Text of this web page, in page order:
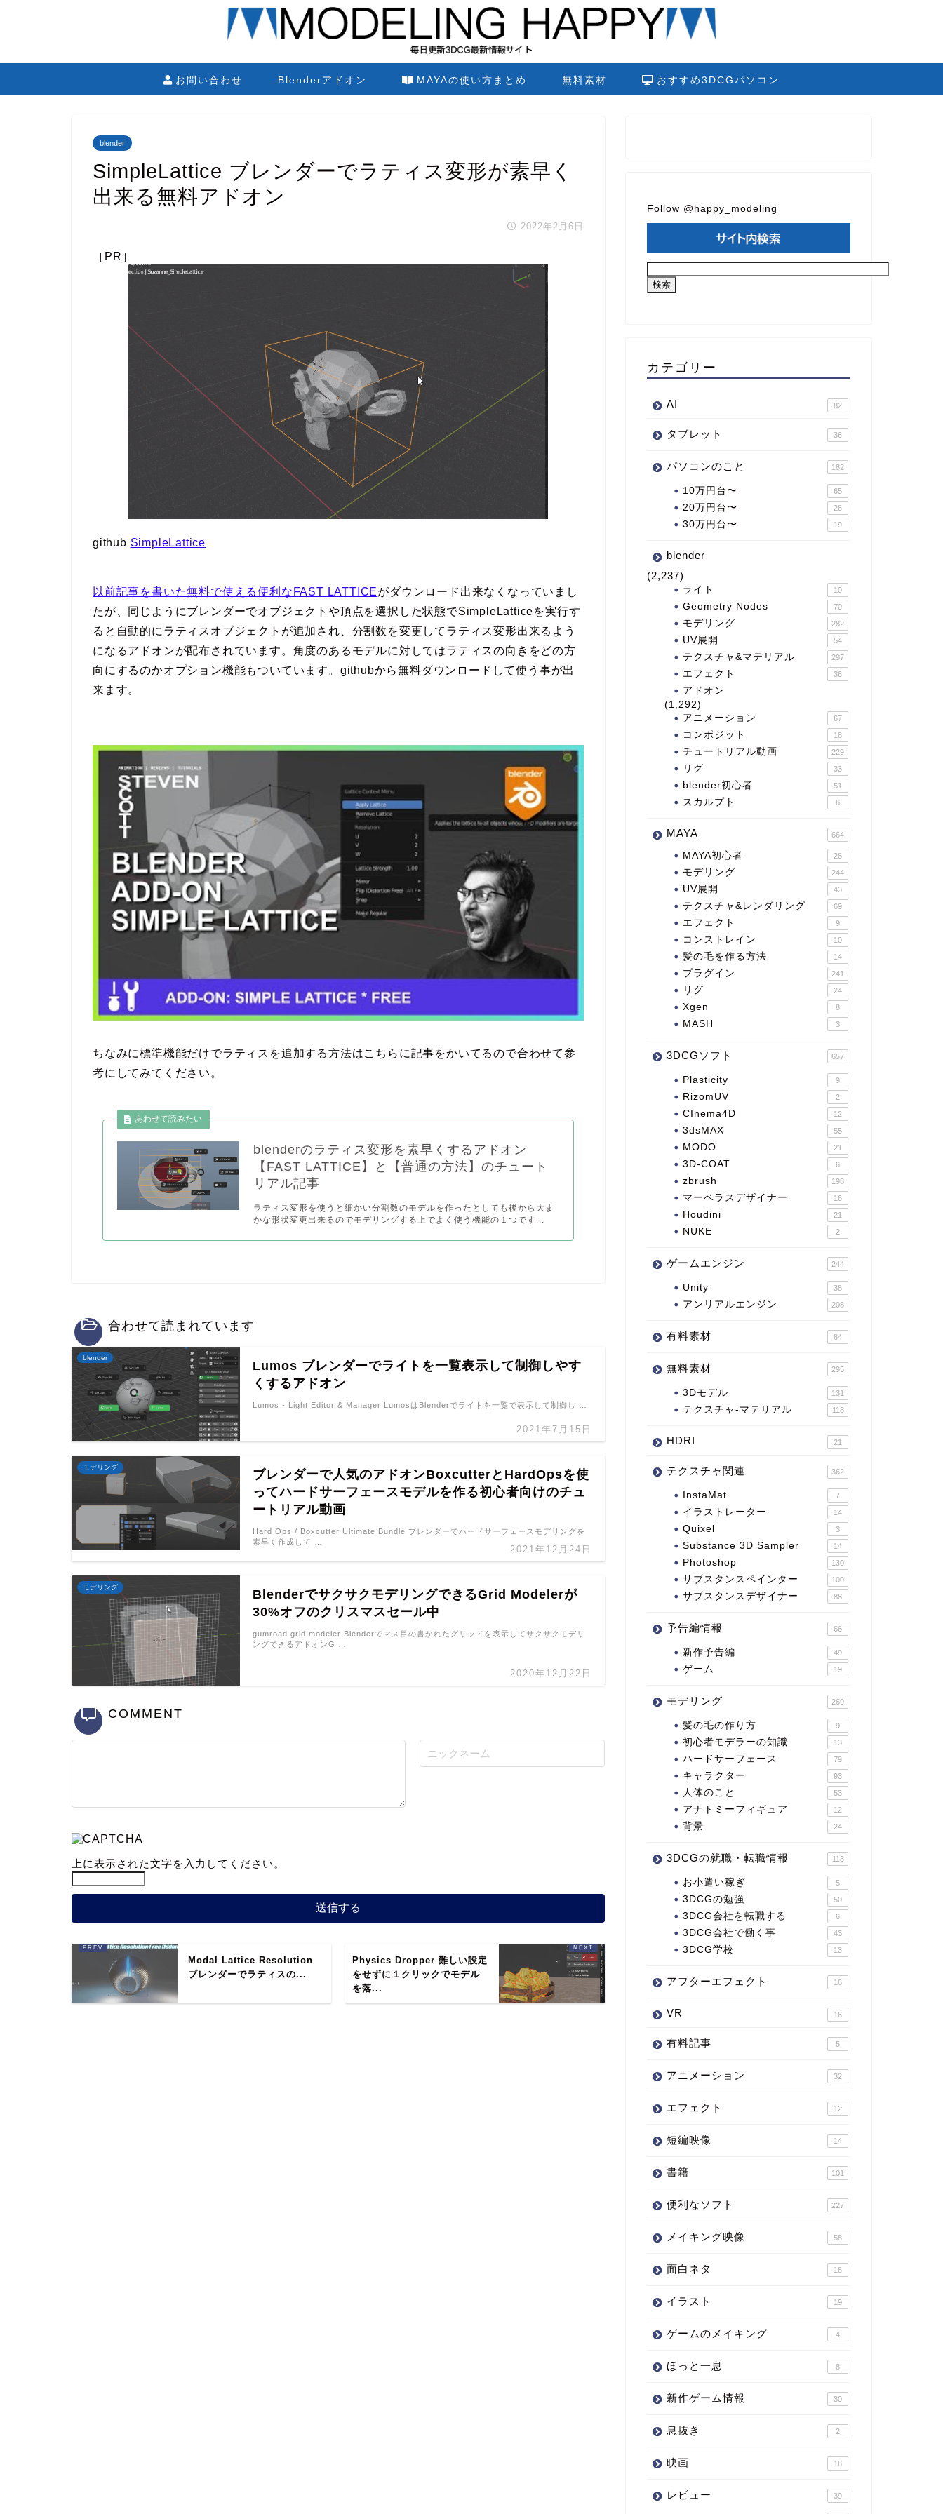
お問い合わせ Blenderアドオン MAYAの使い方まとめ 無料素材 おすすめ3DCGパソコン
blender
SimpleLattice ブレンダーでラティス変形が素早く
出来る無料アドオン
2022年2月6日
［PR］
github SimpleLattice
以前記事を書いた無料で使える便利なFAST LATTICEがダウンロード出来なくなっていまし
たが、同じようにブレンダーでオブジェクトや頂点を選択した状態でSimpleLatticeを実行す
ると自動的にラティスオブジェクトが追加され、分割数を変更してラティス変形出来るよう
になるアドオンが配布されています。角度のあるモデルに対してはラティスの向きをどの方
向にするのかオプション機能もついています。githubから無料ダウンロードして使う事が出
来ます。
ちなみに標準機能だけでラティスを追加する方法はこちらに記事をかいてるので合わせて参
考にしてみてください。
blenderのラティス変形を素早くするアドオン
【FAST LATTICE】と【普通の方法】のチュート
リアル記事
ラティス変形を使うと細かい分割数のモデルを作ったとしても後から大ま
かな形状変更出来るのでモデリングする上でよく使う機能の１つです...
合わせて読まれています
blender
Lumos ブレンダーでライトを一覧表示して制御しやす
くするアドオン
2021年7月15日
Lumos - Light Editor & Manager LumosはBlenderでライトを一覧で表示して制御し …
モデリング
ブレンダーで人気のアドオンBoxcutterとHardOpsを使
ってハードサーフェースモデルを作る初心者向けのチュ
ートリアル動画
2021年12月24日
Hard Ops / Boxcutter Ultimate Bundle ブレンダーでハードサーフェースモデリングを
素早く作成して …
モデリング
BlenderでサクサクモデリングできるGrid Modelerが
30%オフのクリスマスセール中
2020年12月22日
gumroad grid modeler Blenderでマス目の書かれたグリッドを表示してサクサクモデリ
ングできるアドオンG …
COMMENT
上に表示された文字を入力してください。
Modal Lattice Resolution
ブレンダーでラティスの...
Physics Dropper 難しい設定
をせずに１クリックでモデル
を落...
Follow @happy_modeling
カテゴリー
AI 82
タブレット 36
パソコンのこと 182
10万円台〜 65
20万円台〜 28
30万円台〜 19
blender
(2,237)
ライト 10
Geometry Nodes 70
モデリング 282
UV展開 54
テクスチャ&マテリアル 297
エフェクト 36
アドオン
(1,292)
アニメーション
67
コンポジット 18
チュートリアル動画 229
リグ 33
blender初心者 51
スカルプト 6
MAYA 664
MAYA初心者 28
モデリング 244
UV展開 43
テクスチャ&レンダリング 69
エフェクト 9
コンストレイン 10
髪の毛を作る方法 14
プラグイン 241
リグ 24
Xgen 8
MASH 3
3DCGソフト 657
Plasticity 9
RizomUV 2
CInema4D 12
3dsMAX 55
MODO 21
3D-COAT 6
zbrush 198
マーベラスデザイナー 16
Houdini 21
NUKE 2
ゲームエンジン 244
Unity 38
アンリアルエンジン 208
有料素材 84
無料素材 295
3Dモデル 131
テクスチャ-マテリアル 118
HDRI 21
テクスチャ関連 362
InstaMat 7
イラストレーター 14
Quixel 3
Substance 3D Sampler 14
Photoshop 130
サブスタンスペインター 100
サブスタンスデザイナー 88
予告編情報 66
新作予告編 49
ゲーム 19
モデリング 269
髪の毛の作り方 9
初心者モデラーの知識 13
ハードサーフェース 79
キャラクター 93
人体のこと 53
アナトミーフィギュア 12
背景 24
3DCGの就職・転職情報 113
お小遣い稼ぎ 5
3DCGの勉強 50
3DCG会社を転職する 6
3DCG会社で働く事 43
3DCG学校 13
アフターエフェクト 16
VR 16
有料記事 5
アニメーション 32
エフェクト 12
短編映像 14
書籍 101
便利なソフト 227
メイキング映像 58
面白ネタ 18
イラスト 19
ゲームのメイキング 4
ほっと一息 8
新作ゲーム情報 30
息抜き 2
映画 18
レビュー 39